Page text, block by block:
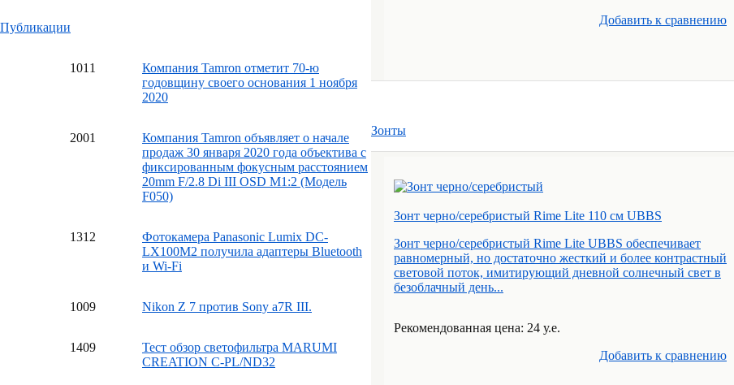
Публикации
1011
Компания Tamron отметит 70-ю
годовщину своего основания 1 ноября
2020
2001
Компания Tamron объявляет о начале
продаж 30 января 2020 года объектива с
фиксированным фокусным расстоянием
20mm F/2.8 Di III OSD M1:2 (Модель
F050)
1312
Фотокамера Panasonic Lumix DC-
LX100M2 получила адаптеры Bluetooth
и Wi-Fi
1009 Nikon Z 7 против Sony a7R III.
1409
Тест обзор светофильтра MARUMI
CREATION C-PL/ND32
Добавить к cравнению
Зонты
Зонт черно/серебристый Rime Lite 110 см UBBS
Зонт черно/серебристый Rime Lite UBBS обеспечивает
равномерный, но достаточно жесткий и более контрастный
световой поток, имитирующий дневной солнечный свет в
безоблачный день...
Рекомендованная цена: 24 у.е.
Добавить к cравнению